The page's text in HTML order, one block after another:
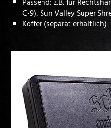
C-9), Sun Valley Super
Koffer (separat erhältlich)